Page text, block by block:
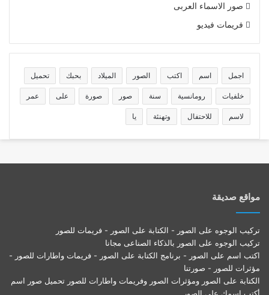
صور الاسماء العربى
فريمات فيديو
اجمل اسم اكتب الصور الميلاد بحبك تحميل
خلفيات رومانسية سنة صور صورة على عمر
لاسم للاحتفال وتهنئة يا
مواقع صديقة
تركيب الوجوه على الصور - الكتابة على الصور - فريمات للصور
تركيب الوجوه على الصور بالذكاء الصناعى مجانا
اكتب اسم على الصور - برنامج الكتابة على الصور - فريمات واطارات للصور -
مؤثرات للصور - صورتنا
الكتابة على الصور ومؤثرات الصور وفريمات واطارات للصور تحميل صور اسم